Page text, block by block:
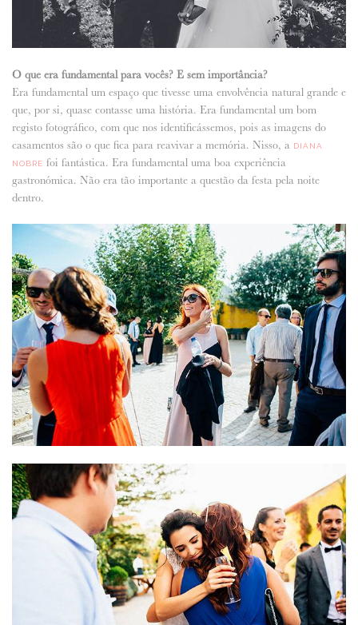
O que era fundamental para vocês? E sem importância?
Era fundamental um espaço que tivesse uma envolvência natural grande e
que, por si, quase contasse uma história. Era fundamental um bom
registo fotográfico, com que nos identificássemos, pois as imagens do
casamentos são o que fica para reavivar a memória. Nisso, a
DIANA
NOBRE foi fantástica. Era fundamental uma boa experiência
gastronómica. Não era tão importante a questão da festa pela noite
dentro.